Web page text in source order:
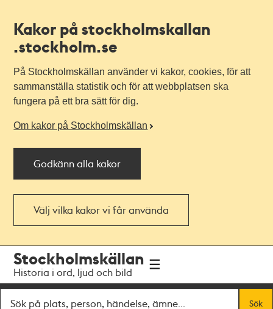
Kakor på stockholmskallan
.stockholm.se
På Stockholmskällan använder vi kakor, cookies, för att
sammanställa statistik och för att webbplatsen ska
fungera på ett bra sätt för dig.
Om kakor på Stockholmskällan
Godkänn alla kakor
Välj vilka kakor vi får använda
navigationen
huvudinnehållet
Stockholmskällan
Historia i ord, ljud och bild
Sök